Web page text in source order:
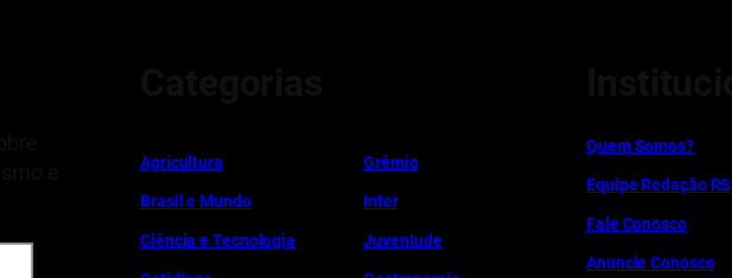
Agricultura
Brasil e Mundo
Ciência e Tecnologia
Grêmio
Inter
Juventude
Quem Somos?
Equipe Redação RS
Fale Conosco
Anuncie Conosco